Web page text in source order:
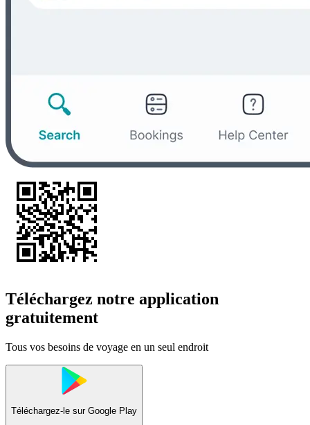
Téléchargez notre application
gratuitement
Tous vos besoins de voyage en un seul endroit
Téléchargez-le sur Google Play